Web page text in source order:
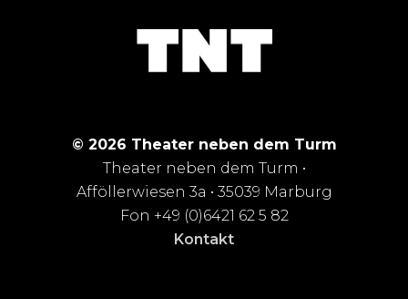
© 2026 Theater neben dem Turm
Theater neben dem Turm •
Afföllerwiesen 3a • 35039 Marburg
Fon +49 (0)6421 62 5 82
Kontakt